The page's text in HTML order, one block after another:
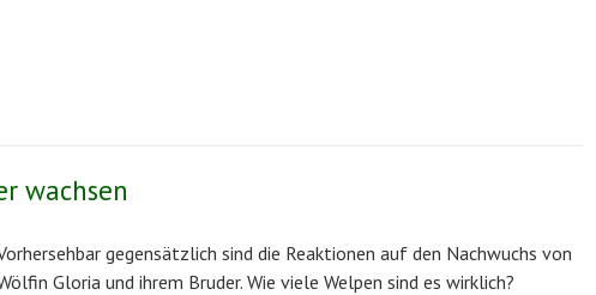
wachsen
gegensätzlich sind die Reaktionen auf den Nachwuchs von
Gloria und ihrem Bruder. Wie viele Welpen sind es wirklich?